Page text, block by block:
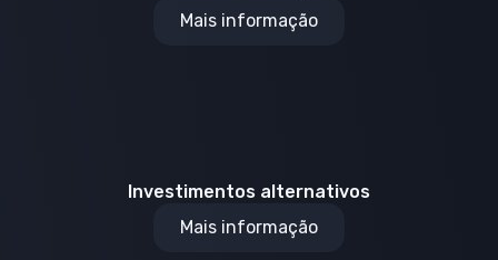
Mais informação
Investimentos alternativos
Mais informação